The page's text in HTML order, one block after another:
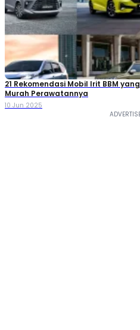
21 Rekomendasi Mobil Irit BBM yang
Murah Perawatannya
10 Jun 2025